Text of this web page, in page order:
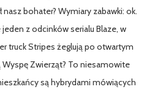
bohater? Wymiary zabawki: ok.
z odcinków serialu Blaze, w
truck Stripes żeglują po otwartym
Zwierząt? To niesamowite
są hybrydami mówiących